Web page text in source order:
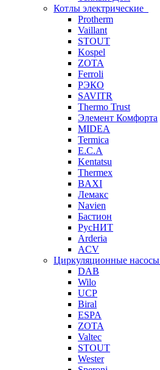
Котлы электрические
Protherm
Vaillant
STOUT
Kospel
ZOTA
Ferroli
РЭКО
SAVITR
Thermo Trust
Элемент Комфорта
MIDEA
Termica
E.C.A
Kentatsu
Thermex
BAXI
Лемакс
Navien
Бастион
РусНИТ
Arderia
ACV
Циркуляционные насосы
DAB
Wilo
UCP
Biral
ESPA
ZOTA
Valtec
STOUT
Wester